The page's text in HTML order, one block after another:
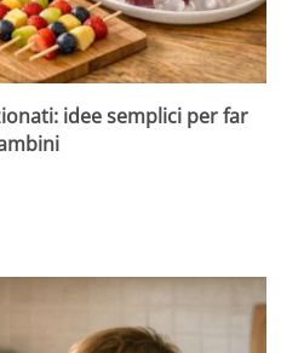
idee semplici per far